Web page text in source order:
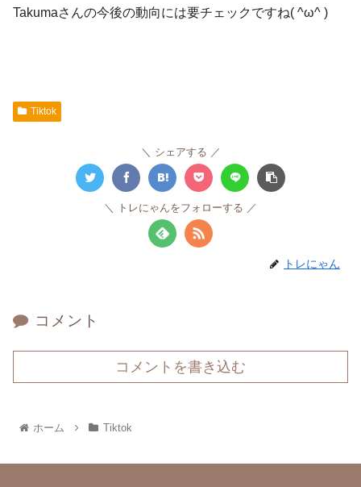
Takumaさんの今後の動向には要チェックですね( ^ω^ )
Tiktok
シェアする
トレにゃんをフォローする
トレにゃん
コメント
コメントを書き込む
ホーム Tiktok